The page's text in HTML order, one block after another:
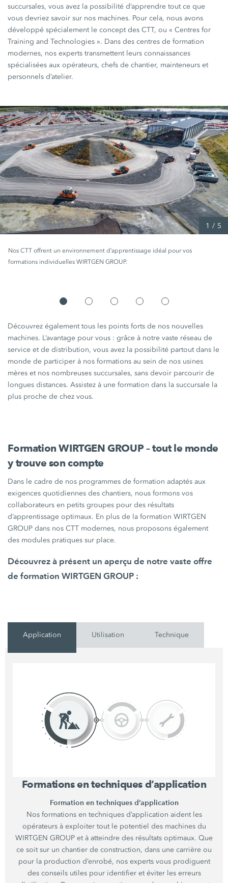
succursales, vous avez la possibilité d’apprendre tout ce que
vous devriez savoir sur nos machines. Pour cela, nous avons
développé spécialement le concept des CTT, ou « Centres for
Training and Technologies ». Dans des centres de formation
modernes, nos experts transmettent leurs connaissances
spécialisées aux opérateurs, chefs de chantier, mainteneurs et
personnels d’atelier.
Nos CTT offrent un environnement d’apprentissage idéal pour vos
formations individuelles WIRTGEN GROUP.
1 / 5
Découvrez également tous les points forts de nos nouvelles
machines. L’avantage pour vous : grâce à notre vaste réseau de
service et de distribution, vous avez la possibilité partout dans le
monde de participer à nos formations au sein de nos usines
mères et nos nombreuses succursales, sans devoir parcourir de
longues distances. Assistez à une formation dans la succursale la
plus proche de chez vous.
Formation WIRTGEN GROUP – tout le monde
y trouve son compte
Dans le cadre de nos programmes de formation adaptés aux
exigences quotidiennes des chantiers, nous formons vos
collaborateurs en petits groupes pour des résultats
d’apprentissage optimaux. En plus de la formation WIRTGEN
GROUP dans nos CTT modernes, nous proposons également
des modules pratiques sur place.
Découvrez à présent un aperçu de notre vaste offre
de formation WIRTGEN GROUP :
Application Utilisation Technique
Formations en techniques d’application
Formation en techniques d’application
Nos formations en techniques d’application aident les
opérateurs à exploiter tout le potentiel des machines du
WIRTGEN GROUP et à atteindre des résultats optimaux. Que
ce soit sur un chantier de construction, dans une carrière ou
pour la production d’enrobé, nos experts vous prodiguent
des conseils utiles pour identifier et éviter les erreurs